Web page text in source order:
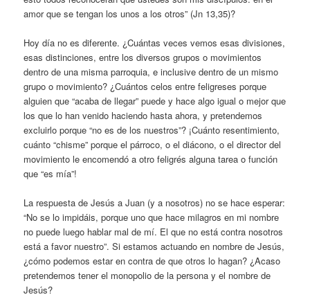
amor que se tengan los unos a los otros” (Jn 13,35)?
Hoy día no es diferente. ¿Cuántas veces vemos esas divisiones,
esas distinciones, entre los diversos grupos o movimientos
dentro de una misma parroquia, e inclusive dentro de un mismo
grupo o movimiento? ¿Cuántos celos entre feligreses porque
alguien que “acaba de llegar” puede y hace algo igual o mejor que
los que lo han venido haciendo hasta ahora, y pretendemos
excluirlo porque “no es de los nuestros”? ¡Cuánto resentimiento,
cuánto “chisme” porque el párroco, o el diácono, o el director del
movimiento le encomendó a otro feligrés alguna tarea o función
que “es mía”!
La respuesta de Jesús a Juan (y a nosotros) no se hace esperar:
“No se lo impidáis, porque uno que hace milagros en mi nombre
no puede luego hablar mal de mí. El que no está contra nosotros
está a favor nuestro”. Si estamos actuando en nombre de Jesús,
¿cómo podemos estar en contra de que otros lo hagan? ¿Acaso
pretendemos tener el monopolio de la persona y el nombre de
Jesús?